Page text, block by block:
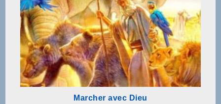
Marcher avec Dieu